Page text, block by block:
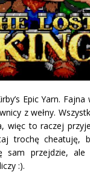
Epic Yarn. Fajna
z wełny.
więc to raczej
trochę cheatuję,
sam przejdzie,
:).